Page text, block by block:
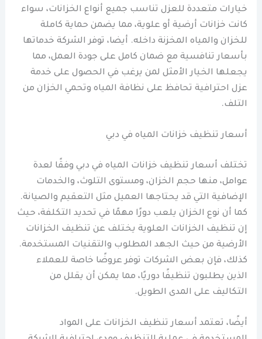
خيارات متعددة للعزل تناسب جميع أنواع الخزانات، سواء
كانت خزانات أرضية أو علوية، مما يضمن حماية كاملة
للخزان والمياه المخزنة داخله. أيضا، توفر الشركة خدماتها
بأسعار تنافسية مع ضمان كامل على جودة العمل، مما
يجعلها الخيار الأمثل لمن يرغب في الحصول على خدمة
عزل احترافية تحافظ على نظافة المياه وتحمي الخزان من
التلف.
أسعار تنظيف خزانات المياه في دبي
تختلف أسعار تنظيف خزانات المياه في دبي وفقًا لعدة
عوامل، منها حجم الخزان، ومستوى التلوث، والخدمات
الإضافية التي قد يحتاجها العميل مثل التعقيم والصيانة.
كما أن نوع الخزان يلعب دورًا مهمًا في تحديد التكلفة، حيث
إن تنظيف الخزانات العلوية يختلف عن تنظيف الخزانات
الأرضية من حيث الجهد المطلوب والتقنيات المستخدمة.
كذلك، فإن بعض الشركات توفر عروضًا خاصة للعملاء
الذين يطلبون تنظيفًا دوريًا، مما يمكن أن يقلل من
التكاليف على المدى الطويل.
أيضًا، تعتمد أسعار تنظيف الخزانات على المواد